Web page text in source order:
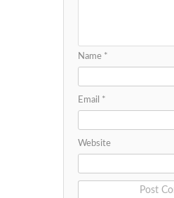
Name *
Email *
Website